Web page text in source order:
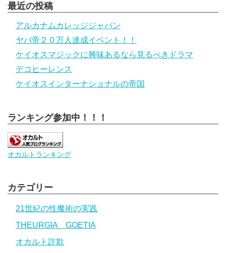
最近の投稿
アルカナムカレッジジャパン
ヤバ帝２０万人達成イベント！！
ケイオスマジックに興味あるなら見るべきドラマ
デコヒーレンス
ケイオスインターナショナルの帝国
ランキング参加中！！！
オカルトランキング
カテゴリー
21世紀の性魔術の実践
THEURGIA GOETIA
オカルト詐欺